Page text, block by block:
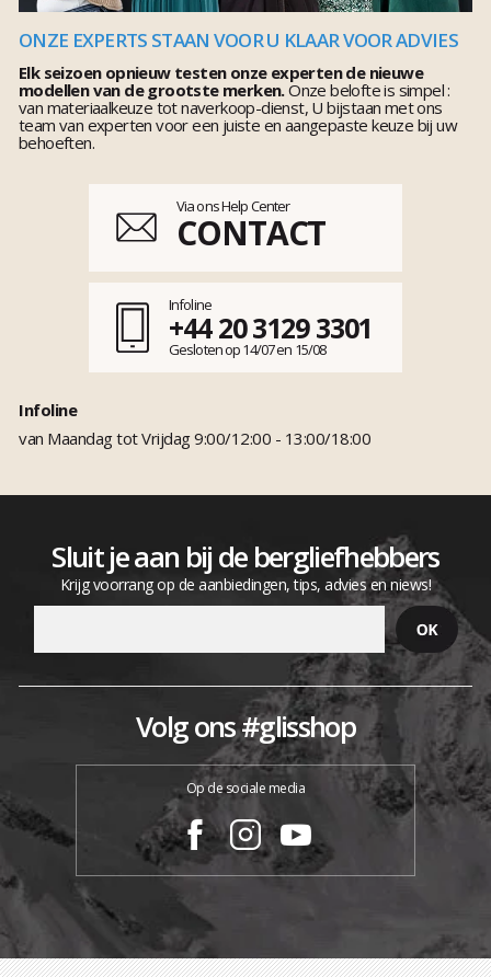
ONZE EXPERTS STAAN VOOR U KLAAR VOOR ADVIES
Elk seizoen opnieuw testen onze experten de nieuwe
modellen van de grootste merken.Onze belofte is simpel :
van materiaalkeuze tot naverkoop-dienst, U bijstaan met ons
team van experten voor een juiste en aangepaste keuze bij uw
behoeften.
Via ons Help Center
CONTACT
Infoline
+44 20 3129 3301
Gesloten op 14/07 en 15/08
Infoline
van Maandag tot Vrijdag 9:00/12:00 - 13:00/18:00
Sluit je aan bij de bergliefhebbers
Krijg voorrang op de aanbiedingen, tips, advies en niews!
Volg ons #glisshop
Op de sociale media